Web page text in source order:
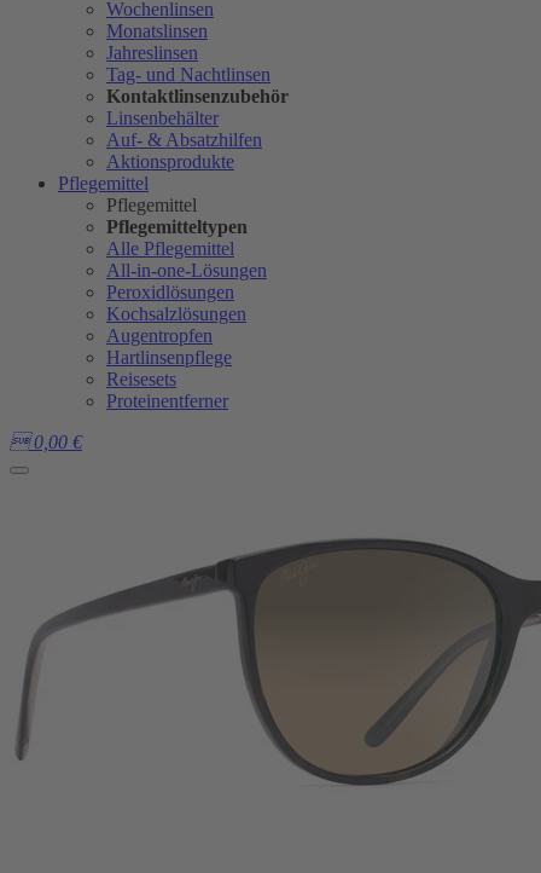
Wochenlinsen
Monatslinsen
Jahreslinsen
Tag- und Nachtlinsen
Kontaktlinsenzubehör
Linsenbehälter
Auf- & Absatzhilfen
Aktionsprodukte
Pflegemittel
Pflegemittel
Pflegemitteltypen
Alle Pflegemittel
All-in-one-Lösungen
Peroxidlösungen
Kochsalzlösungen
Augentropfen
Hartlinsenpflege
Reisesets
Proteinentferner
 0,00 €